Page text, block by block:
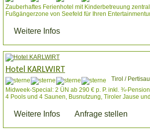
Zauberhaftes Ferienhotel mit Kinderbetreuung
Fußgängerzone von Seefeld für Ihren
Weitere Infos
Hotel KARLWIRT
Tirol /
Midweek-Special: 2 ÜN ab 290 € p. P. inkl. ¾-
4 Pools und 4 Saunen, Busnutzung, Tiroler Jause
Weitere Infos Anfrage stellen